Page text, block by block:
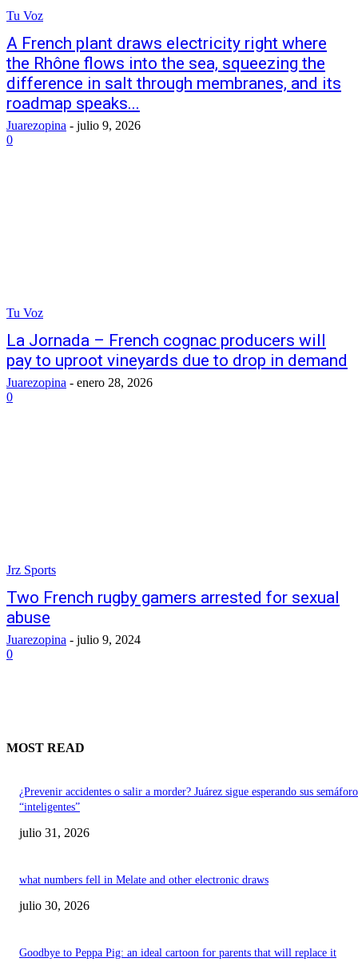
Tu Voz
A French plant draws electricity right where
the Rhône flows into the sea, squeezing the
difference in salt through membranes, and its
roadmap speaks...
Juarezopina - julio 9, 2026
0
Tu Voz
La Jornada – French cognac producers will
pay to uproot vineyards due to drop in demand
Juarezopina - enero 28, 2026
0
Jrz Sports
Two French rugby gamers arrested for sexual
abuse
Juarezopina - julio 9, 2024
0
MOST READ
¿Prevenir accidentes o salir a morder? Juárez sigue esperando sus
“inteligentes”
julio 31, 2026
what numbers fell in Melate and other electronic draws
julio 30, 2026
Goodbye to Peppa Pig: an ideal cartoon for parents that will replace it